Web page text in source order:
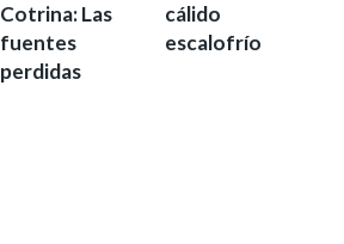
Cotrina: Las
fuentes
perdidas
cálido
escalofrío